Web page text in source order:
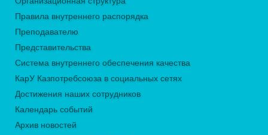
Правила внутреннего распорядка
Преподавателю
Представительства
Система внутреннего обеспечения качества
КарУ Казпотребсоюза в социальных сетях
Достижения наших сотрудников
Календарь событий
Архив новостей